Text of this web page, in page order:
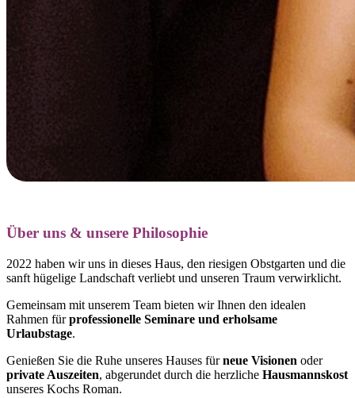
Über uns & unsere Philosophie
2022 haben wir uns in dieses Haus, den riesigen Obstgarten und die
sanft hügelige Landschaft verliebt und unseren Traum verwirklicht.
Gemeinsam mit unserem Team bieten wir Ihnen den idealen
Rahmen fürprofessionelle Seminare und erholsame
Urlaubstage.
Genießen Sie die Ruhe unseres Hauses fürneue Visionen oder
private Auszeiten, abgerundet durch die herzliche Hausmannskost
unseres Kochs Roman.